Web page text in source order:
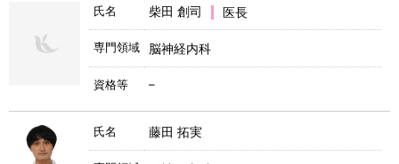
氏名 柴田 創司 医長
専門領域 脳神経内科
資格等 –
氏名 藤田 拓実